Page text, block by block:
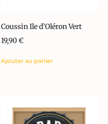
Coussin Ile d’Oléron Vert
19,90€
Ajouter au panier